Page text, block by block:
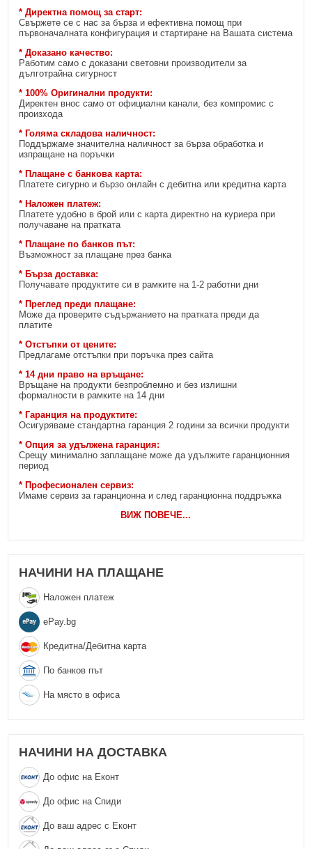
* Директна помощ за старт:
Свържете се с нас за бърза и ефективна помощ при
първоначалната конфигурация и стартиране на Вашата система
* Доказано качество:
Работим само с доказани световни производители за
дълготрайна сигурност
* 100% Оригинални продукти:
Директен внос само от официални канали, без компромис с
произхода
* Голяма складова наличност:
Поддържаме значителна наличност за бърза обработка и
изпращане на поръчки
* Плащане с банкова карта:
Платете сигурно и бързо онлайн с дебитна или кредитна карта
* Наложен платеж:
Платете удобно в брой или с карта директно на куриера при
получаване на пратката
* Плащане по банков път:
Възможност за плащане през банка
* Бърза доставка:
Получавате продуктите си в рамките на 1-2 работни дни
* Преглед преди плащане:
Може да проверите съдържанието на пратката преди да
платите
* Отстъпки от цените:
Предлагаме отстъпки при поръчка през сайта
* 14 дни право на връщане:
Връщане на продукти безпроблемно и без излишни
формалности в рамките на 14 дни
* Гаранция на продуктите:
Осигуряваме стандартна гаранция 2 години за всички продукти
* Опция за удължена гаранция:
Срещу минимално заплащане може да удължите гаранционния
период
* Професионален сервиз:
Имаме сервиз за гаранционна и след гаранционна поддръжка
ВИЖ ПОВЕЧЕ...
НАЧИНИ НА ПЛАЩАНЕ
Наложен платеж
еPay.bg
Кредитна/Дебитна карта
По банков път
На място в офиса
НАЧИНИ НА ДОСТАВКА
До офис на Еконт
До офис на Спиди
До ваш адрес с Еконт